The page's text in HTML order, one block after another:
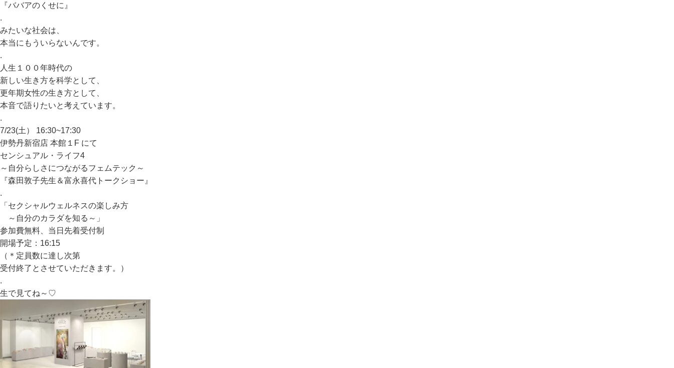
『ババアのくせに』
.
みたいな社会は、
本当にもういらないんです。
.
人生１００年時代の
新しい生き方を科学として、
更年期女性の生き方として、
本音で語りたいと考えています。
.
7/23(土） 16:30~17:30
伊勢丹新宿店 本館１F にて
センシュアル・ライフ4
～自分らしさにつながるフェムテック～
『森田敦子先生＆富永喜代トークショー』
.
「セクシャルウェルネスの楽しみ方
～自分のカラダを知る～」
参加費無料、当日先着受付制
開場予定：16:15
（＊定員数に達し次第
受付終了とさせていただきます。）
.
生で見てね～♡